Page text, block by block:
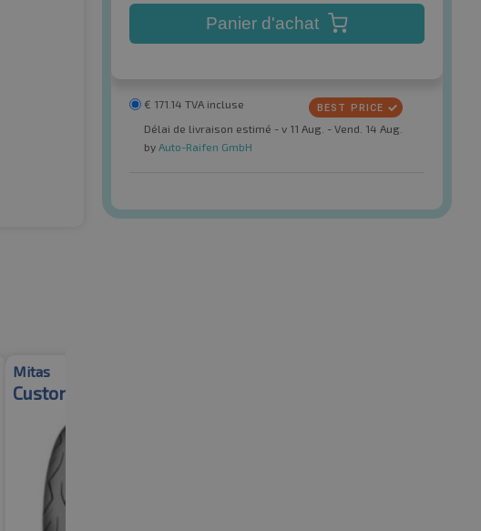
Panier d'achat
€ 171.14 TVA incluse
Délai de livraison estimé - v 11 Aug. - Vend. 14 Aug.
by Auto-Raifen GmbH
Mitas
Custom Force Rear